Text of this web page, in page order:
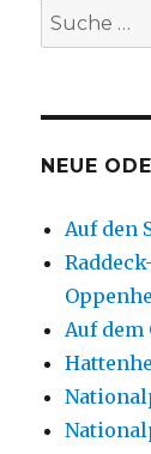
Suche
nach:
NEUE
Auf den
Auf dem